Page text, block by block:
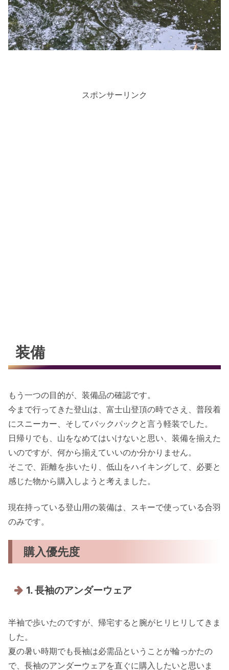
スポンサーリンク
装備
もう一つの目的が、装備品の確認です。
今まで行ってきた登山は、富士山登頂の時でさえ、普段着
にスニーカー、そしてバックパックと言う軽装でした。
日帰りでも、山をなめてはいけないと思い、装備を揃えた
いのですが、何から揃えていいのか分かりません。
そこで、距離を歩いたり、低山をハイキングして、必要と
感じた物から購入しようと考えました。
現在持っている登山用の装備は、スキーで使っている合羽
のみです。
購入優先度
1. 長袖のアンダーウェア
半袖で歩いたのですが、帰宅すると腕がヒリヒリしてきま
した。
夏の暑い時期でも長袖は必需品ということが輪っかたの
で、長袖のアンダーウェアを直ぐに購入したいと思いま